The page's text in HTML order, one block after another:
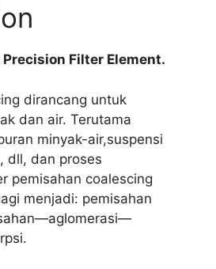
Filter Element.
dirancang untuk
dan air. Terutama
minyak-air,suspensi
dll, dan proses
pemisahan coalescing
menjadi: pemisahan